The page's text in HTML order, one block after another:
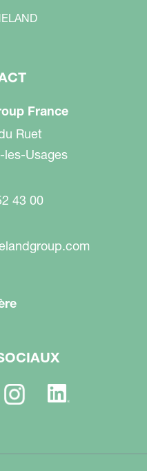
France
Ruet
les-Usages
43 00